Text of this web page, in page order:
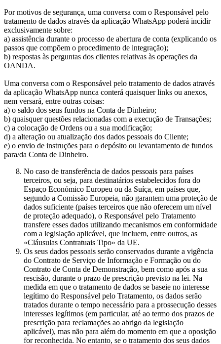
Por motivos de segurança, uma conversa com o Responsável pelo
tratamento de dados através da aplicação WhatsApp poderá incidir
exclusivamente sobre:
a) assistência durante o processo de abertura de conta (explicando os
passos que compõem o procedimento de integração);
b) respostas às perguntas dos clientes relativas às operações da
OANDA.
Uma conversa com o Responsável pelo tratamento de dados através
da aplicação WhatsApp nunca conterá quaisquer links ou anexos,
nem versará, entre outras coisas:
a) o saldo dos seus fundos na Conta de Dinheiro;
b) quaisquer questões relacionadas com a execução de Transações;
c) a colocação de Ordens ou a sua modificação;
d) a alteração ou atualização dos dados pessoais do Cliente;
e) o envio de instruções para o depósito ou levantamento de fundos
para/da Conta de Dinheiro.
No caso de transferência de dados pessoais para países
terceiros, ou seja, para destinatários estabelecidos fora do
Espaço Económico Europeu ou da Suíça, em países que,
segundo a Comissão Europeia, não garantem uma proteção de
dados suficiente (países terceiros que não oferecem um nível
de proteção adequado), o Responsável pelo Tratamento
transfere esses dados utilizando mecanismos em conformidade
com a legislação aplicável, que incluem, entre outros, as
«Cláusulas Contratuais Tipo» da UE.
Os seus dados pessoais serão conservados durante a vigência
do Contrato de Serviço de Informação e Formação ou do
Contrato de Conta de Demonstração, bem como após a sua
rescisão, durante o prazo de prescrição previsto na lei. Na
medida em que o tratamento de dados se baseie no interesse
legítimo do Responsável pelo Tratamento, os dados serão
tratados durante o tempo necessário para a prossecução desses
interesses legítimos (em particular, até ao termo dos prazos de
prescrição para reclamações ao abrigo da legislação
aplicável), mas não para além do momento em que a oposição
for reconhecida. No entanto, se o tratamento dos seus dados